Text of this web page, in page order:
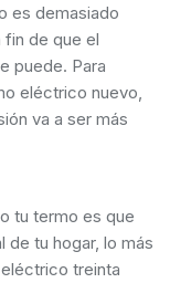
es demasiado
fin de que el
puede. Para
eléctrico nuevo,
va a ser más
tu termo es que
de tu hogar, lo más
treinta